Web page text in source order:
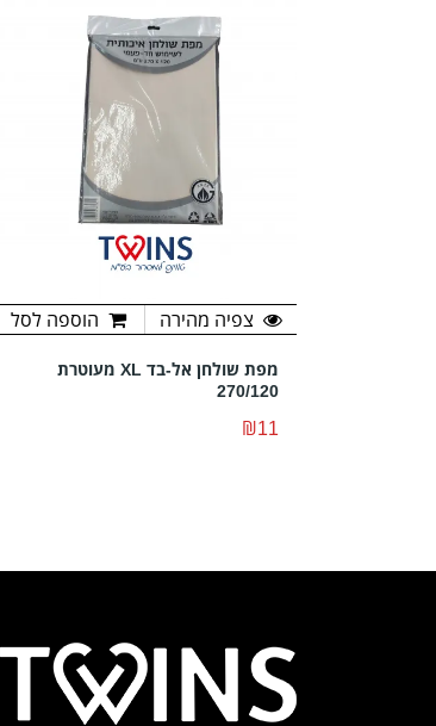
צפיה מהירה הוספה לסל
מפת שולחן אל-בד XL מעוטרת
270/120
₪11